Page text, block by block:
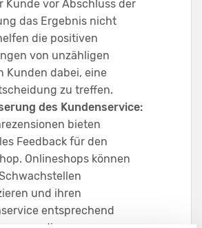
Kunde vor Abschluss der
das Ergebnis nicht
die positiven
von unzähligen
Kunden dabei, eine
zu treffen.
des Kundenservice:
bieten
Feedback für den
Onlineshops können
und ihren
entsprechend